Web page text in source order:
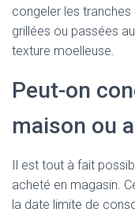
congeler les tranches
grillées ou passées
texture moelleuse.
Peut-on
maison ou
Il est tout à fait
acheté en magasin.
la date limite de